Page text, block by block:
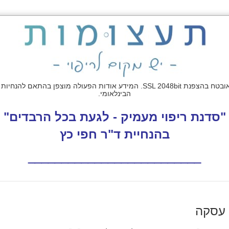
הבינלאומי.
"סדנת ריפוי מעמיק - לגעת בכל הרבדים"
בהנחיית ד"ר חפי כץ
עסקה